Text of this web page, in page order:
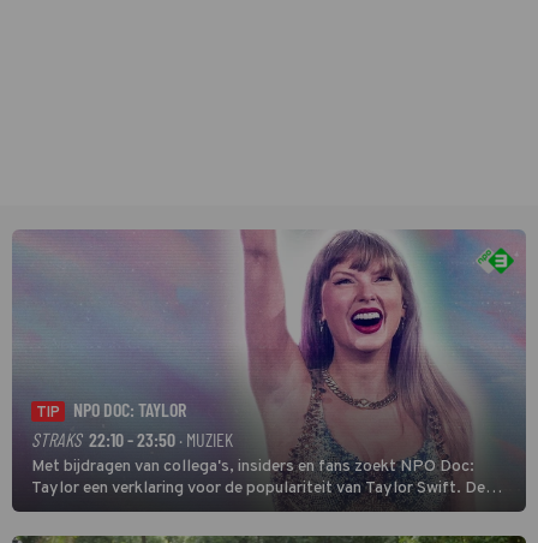
TIP
NPO DOC: TAYLOR
STRAKS 22:10 - 23:50 · MUZIEK
Met bijdragen van collega's, insiders en fans zoekt NPO Doc:
Taylor een verklaring voor de populariteit van Taylor Swift. De
singer-songwriter is een van de succesvolste sterren van onze tijd
en een inspiratie voor velen. (HH)